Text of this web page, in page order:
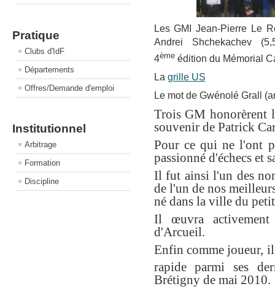
Pratique
Clubs d'IdF
Départements
Offres/Demande d'emploi
Institutionnel
Arbitrage
Formation
Discipline
Les GMI Jean-Pierre Le
Andrei Shchekachev
4èmeédition du Mémorial
La grille US
Le mot de Gwénolé Grall
Trois GM honorèrent
souvenir de Patrick
Pour ce qui ne l'ont
passionné d'échecs et
Il fut ainsi l'un des
de l'un de nos
né dans la ville du
Il œuvra activement
d'Arcueil.
Enfin comme joueur,
rapide parmi ses
Brétigny de mai 2010.